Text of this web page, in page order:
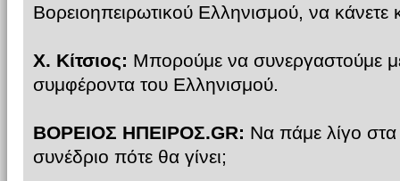
Βορειοηπειρωτικού Ελληνισμού, να
Χ. Κίτσιος: Μπορούμε να συνεργαστούμε
συμφέροντα του Ελληνισμού.
ΒΟΡΕΙΟΣ ΗΠΕΙΡΟΣ.GR: Να πάμε λίγο στα
συνέδριο πότε θα γίνει;